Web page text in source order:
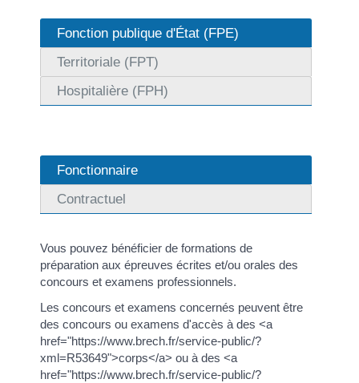
Fonction publique d'État (FPE)
Territoriale (FPT)
Hospitalière (FPH)
Fonctionnaire
Contractuel
Vous pouvez bénéficier de formations de
préparation aux épreuves écrites et/ou orales des
concours et examens professionnels.
Les concours et examens concernés peuvent être
des concours ou examens d'accès à des <a
href="https://www.brech.fr/service-public/?
xml=R53649">corps</a> ou à des <a
href="https://www.brech.fr/service-public/?